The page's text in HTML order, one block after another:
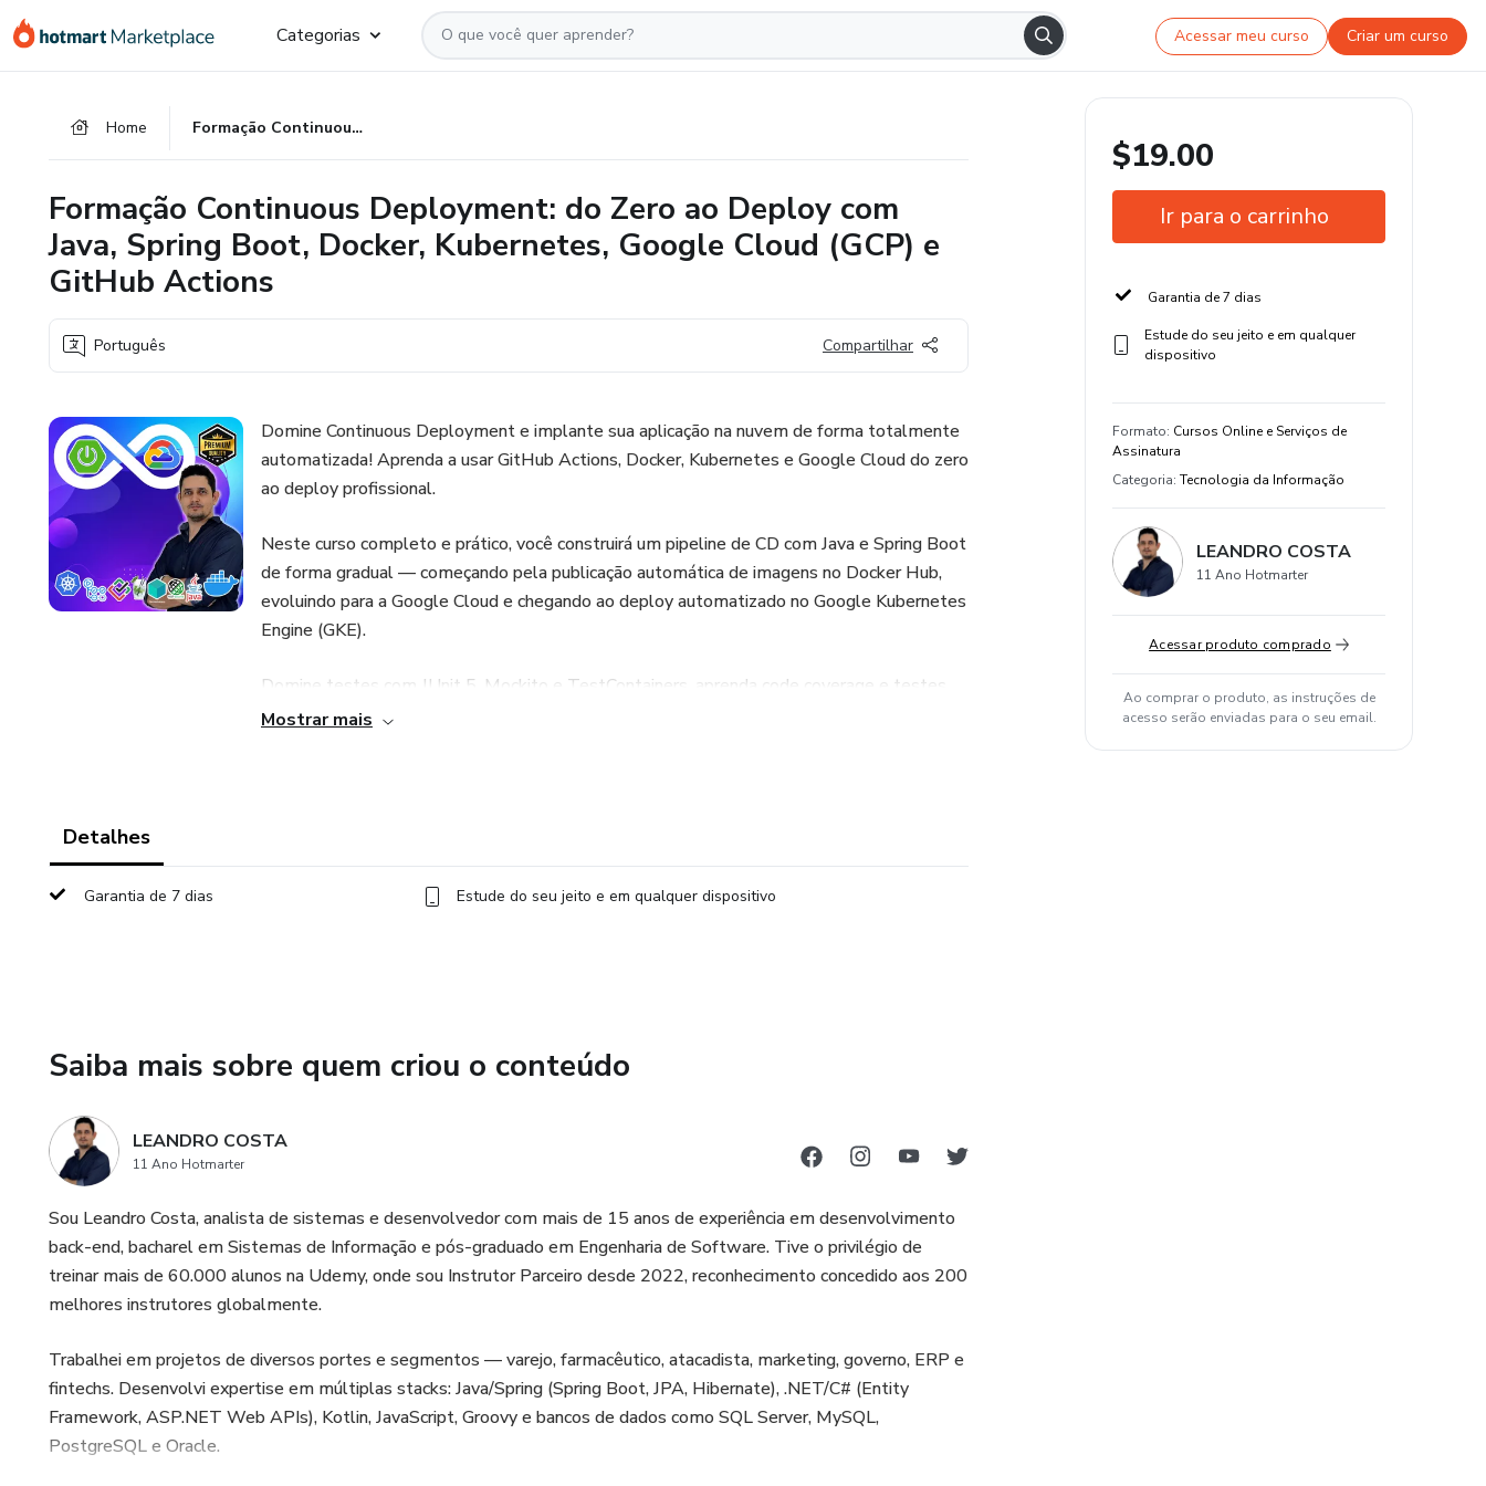
para
para
para
Categorias Acessar meu curso Criar um curso
Home Formação Continuous Deployment: do Zero ao Deploy com Java, Spring Boot, Docker, Kubernetes, Google Cloud (GCP) e GitHub Actions
Formação Continuous Deployment: do Zero ao Deploy com
Java, Spring Boot, Docker, Kubernetes, Google Cloud (GCP) e
GitHub Actions
Português Compartilhar
Domine Continuous Deployment e implante sua aplicação na nuvem de forma totalmente
automatizada! Aprenda a usar GitHub Actions, Docker, Kubernetes e Google Cloud do zero
ao deploy profissional.
Neste curso completo e prático, você construirá um pipeline de CD com Java e Spring Boot
de forma gradual — começando pela publicação automática de imagens no Docker Hub,
evoluindo para a Google Cloud e chegando ao deploy automatizado no Google Kubernetes
Engine (GKE).
Domine testes com JUnit 5, Mockito e TestContainers, aprenda code coverage e testes
no estilo BDD. Explore serviços da Google Cloud: Cloud SQL, Artifact Registry, Cloud Run
✓ Docker e Docker Compose
✓ Cloud Run, Cloud SQL e Artifact Registry
✓ JUnit 5 e Mockito — testes unitários e de integração
✓ BDD e code coverage
✓ Spring Boot — repositories, services e controllers
✓ Deploy automático via commit no GitHub
Profissionais com Java, DevOps e Kubernetes ganham entre R$ 6 e R$ 18 mil reais no
Mostrar mais
Detalhes
Garantia de 7 dias Estude do seu jeito e em qualquer dispositivo
Saiba mais sobre quem criou o conteúdo
LEANDRO COSTA
11 Ano Hotmarter
Sou Leandro Costa, analista de sistemas e desenvolvedor com mais de 15 anos de experiência em desenvolvimento
back-end, bacharel em Sistemas de Informação e pós-graduado em Engenharia de Software. Tive o privilégio de
treinar mais de 60.000 alunos na Udemy, onde sou Instrutor Parceiro desde 2022, reconhecimento concedido aos 200
melhores instrutores globalmente.
Trabalhei em projetos de diversos portes e segmentos — varejo, farmacêutico, atacadista, marketing, governo, ERP e
fintechs. Desenvolvi expertise em múltiplas stacks: Java/Spring (Spring Boot, JPA, Hibernate), .NET/C# (Entity
Framework, ASP.NET Web APIs), Kotlin, JavaScript, Groovy e bancos de dados como SQL Server, MySQL,
PostgreSQL e Oracle.
$19.00
Ir para o carrinho
Garantia de 7 dias
Estude do seu jeito e em qualquer
dispositivo
Formato: Cursos Online e Serviços de
Assinatura
Categoria: Tecnologia da Informação
LEANDRO COSTA
11 Ano Hotmarter
Acessar produto comprado
Ao comprar o produto, as instruções de
acesso serão enviadas para o seu email.